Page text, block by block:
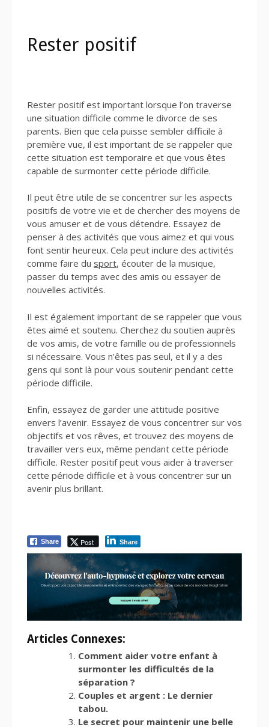
Rester positif
Rester positif est important lorsque l’on traverse
une situation difficile comme le divorce de ses
parents. Bien que cela puisse sembler difficile à
première vue, il est important de se rappeler que
cette situation est temporaire et que vous êtes
capable de surmonter cette période difficile.
Il peut être utile de se concentrer sur les aspects
positifs de votre vie et de chercher des moyens de
vous amuser et de vous détendre. Essayez de
penser à des activités que vous aimez et qui vous
font sentir heureux. Cela peut inclure des activités
comme faire du sport, écouter de la musique,
passer du temps avec des amis ou essayer de
nouvelles activités.
Il est également important de se rappeler que vous
êtes aimé et soutenu. Cherchez du soutien auprès
de vos amis, de votre famille ou de professionnels
si nécessaire. Vous n’êtes pas seul, et il y a des
gens qui sont là pour vous soutenir pendant cette
période difficile.
Enfin, essayez de garder une attitude positive
envers l’avenir. Essayez de vous concentrer sur vos
objectifs et vos rêves, et trouvez des moyens de
travailler vers eux, même pendant cette période
difficile. Rester positif peut vous aider à traverser
cette période difficile et à vous concentrer sur un
avenir plus brillant.
Share Post Share
Articles Connexes:
Comment aider votre enfant à
surmonter les difficultés de la
séparation ?
Couples et argent : Le dernier
tabou.
Le secret pour maintenir une belle